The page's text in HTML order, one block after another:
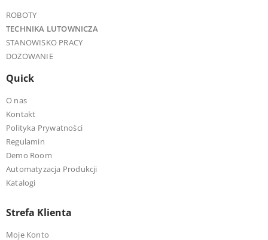
ROBOTY
TECHNIKA LUTOWNICZA
STANOWISKO PRACY
DOZOWANIE
Quick
O nas
Kontakt
Polityka Prywatności
Regulamin
Demo Room
Automatyzacja Produkcji
Katalogi
Strefa Klienta
Moje Konto